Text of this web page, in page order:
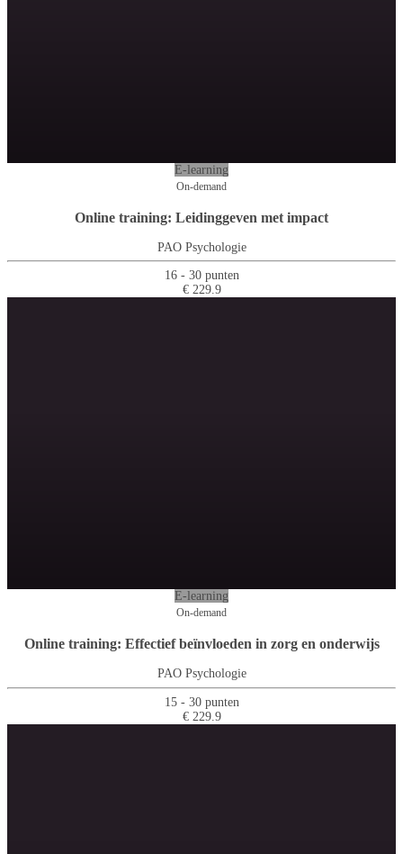
E-learning
On-demand
Online training: Leidinggeven met impact
PAO Psychologie
16 - 30 punten
€ 229.9
E-learning
On-demand
Online training: Effectief beïnvloeden in zorg en onderwijs
PAO Psychologie
15 - 30 punten
€ 229.9